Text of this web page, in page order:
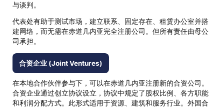
与谈判。
代表处有助于测试市场，建立联系、固定存在、租赁办公室并搭
建网络，而无需在赤道几内亚完全注册公司。但所有责任由母公
司承担。
合资企业 (Joint Ventures)
在本地合作伙伴参与下，可以在赤道几内亚注册新的合资公司。
合资企业通过创立协议设立，协议中规定了股权比例、各方职能
和利润分配方式。此形式适用于资源、建筑和服务行业。外国合